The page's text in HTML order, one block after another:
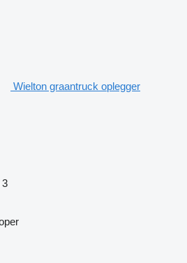
Wielton graantruck oplegger
3